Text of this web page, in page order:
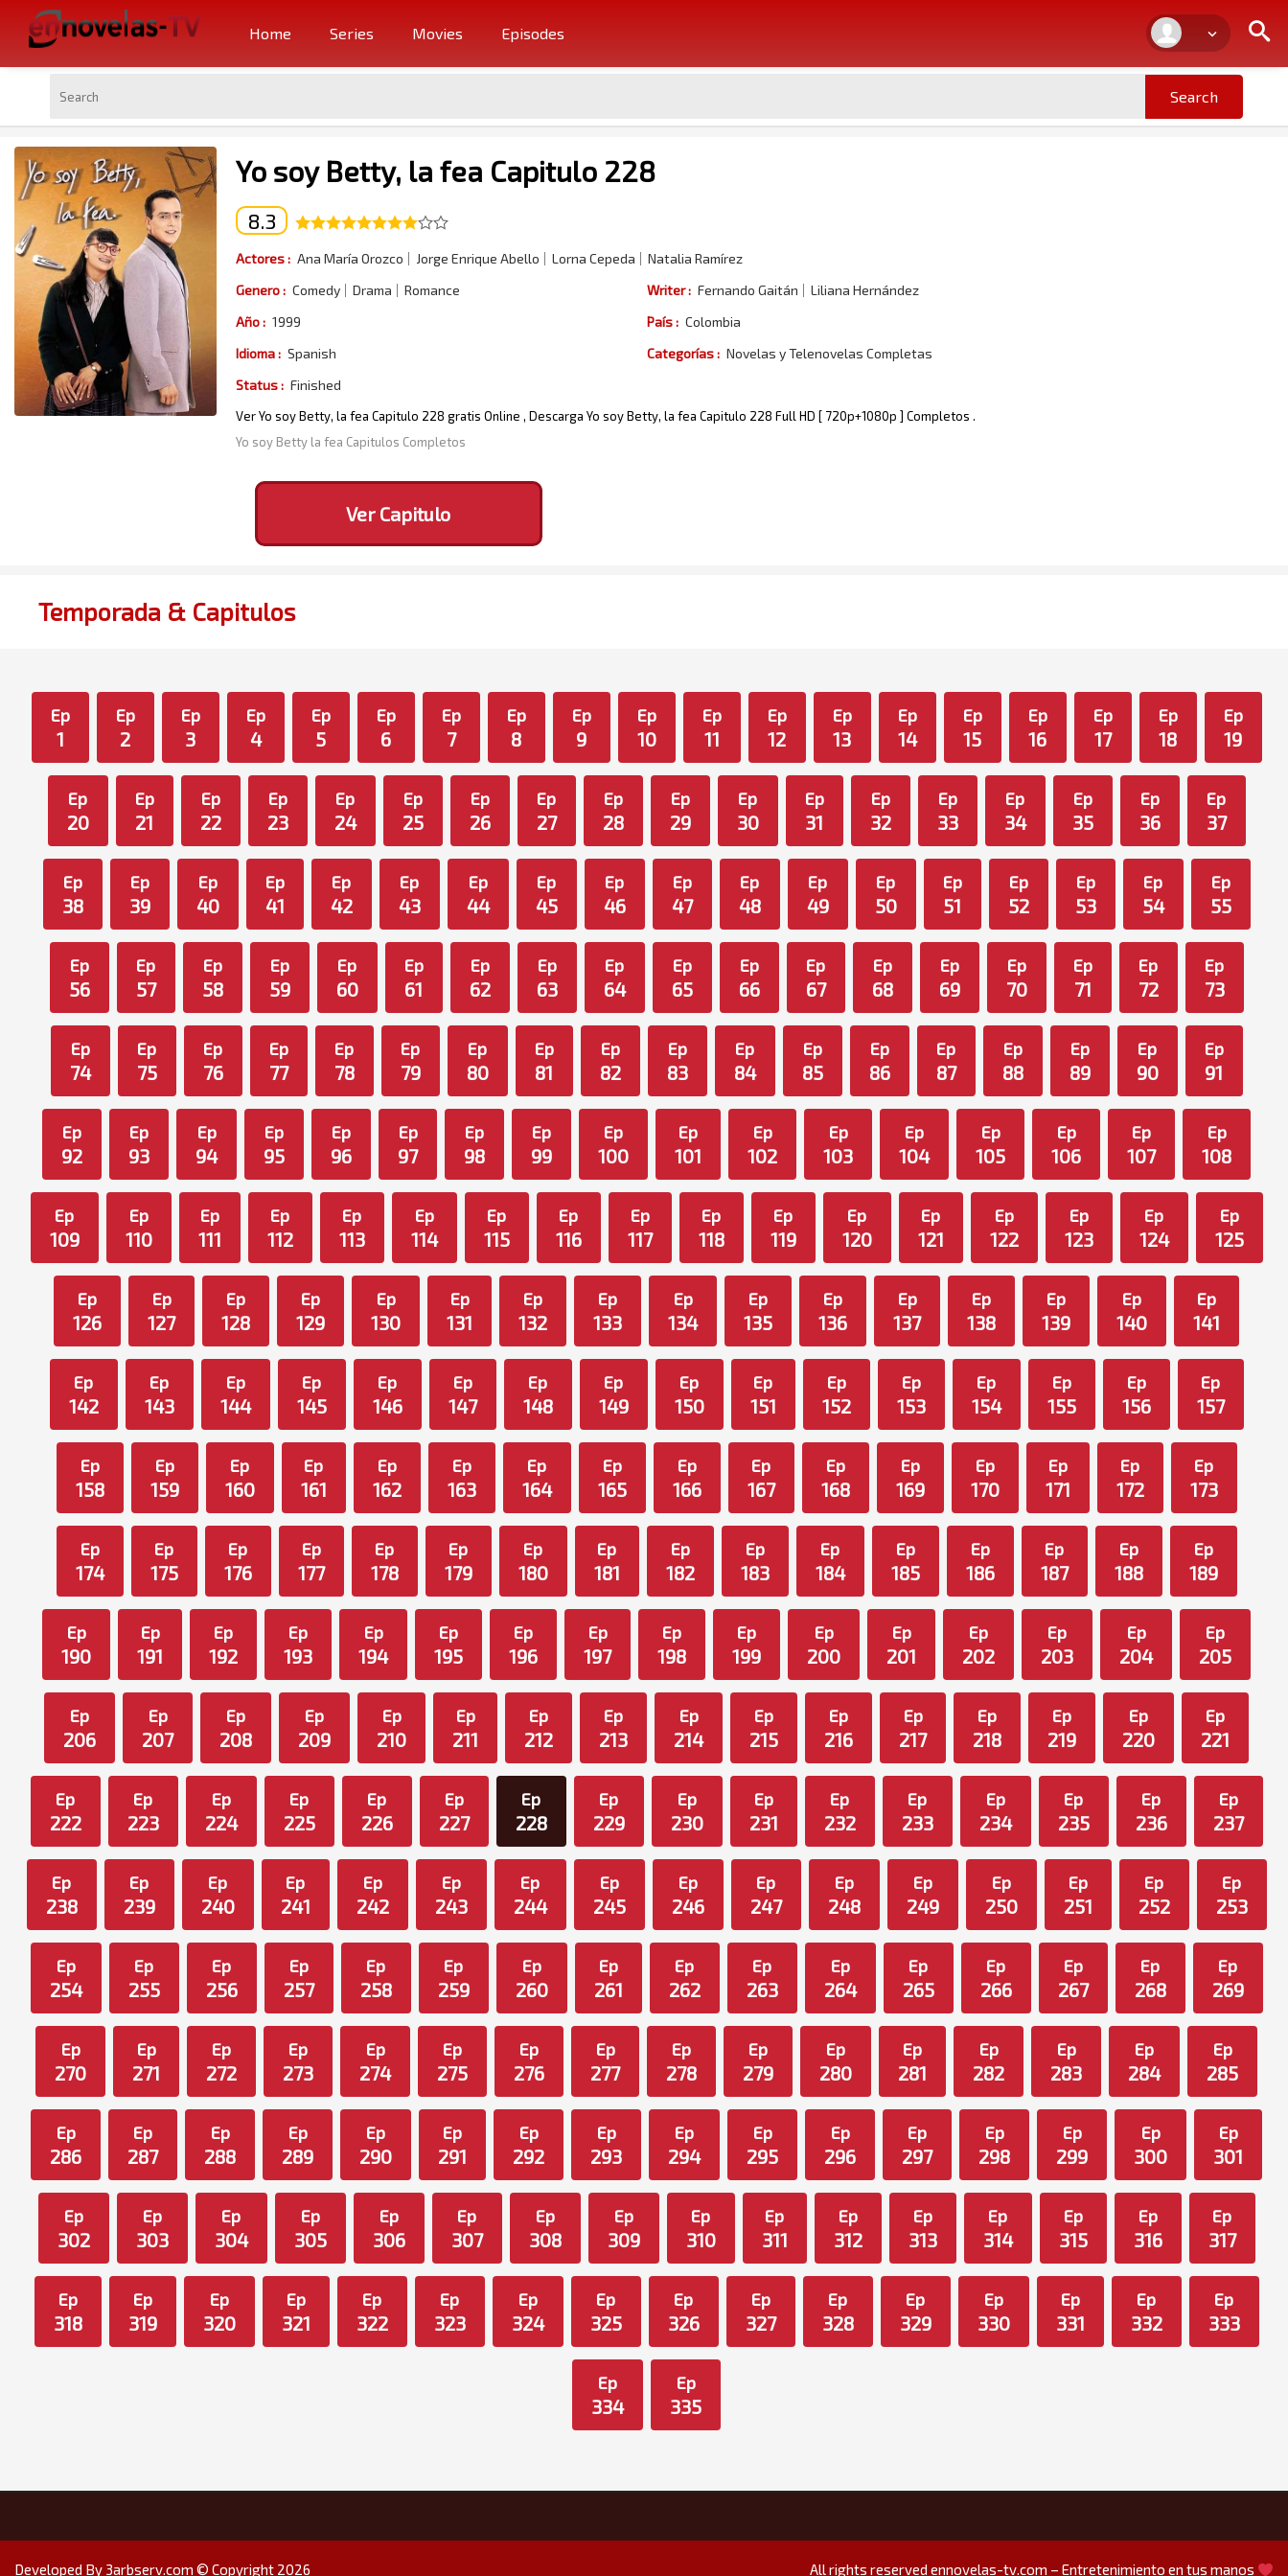
Home Series Movies Episodes
Yo soy Betty, la fea Capitulo 228
8.3
Actores : Ana María Orozco Jorge Enrique Abello Lorna Cepeda
Natalia Ramírez
Genero : Comedy Drama Romance Writer : Fernando Gaitán
Liliana Hernández
Año : 1999 País : Colombia
Idioma : Spanish Categorías : Novelas y Telenovelas Completas
Status : Finished
Ver Yo soy Betty, la fea Capitulo 228 gratis Online , Descarga Yo soy Betty, la fea Capitulo 228 Full HD [ 720p+1080p ] Completos .
Yo soy Betty la fea Capitulos Completos
Ver Capitulo
Temporada & Capitulos
Ep
1
Ep
2
Ep
3
Ep
4
Ep
5
Ep
6
Ep
7
Ep
8
Ep
9
Ep
10
Ep
11
Ep
12
Ep
13
Ep
14
Ep
15
Ep
16
Ep
17
Ep
18
Ep
19
Ep
20
Ep
21
Ep
22
Ep
23
Ep
24
Ep
25
Ep
26
Ep
27
Ep
28
Ep
29
Ep
30
Ep
31
Ep
32
Ep
33
Ep
34
Ep
35
Ep
36
Ep
37
Ep
38
Ep
39
Ep
40
Ep
41
Ep
42
Ep
43
Ep
44
Ep
45
Ep
46
Ep
47
Ep
48
Ep
49
Ep
50
Ep
51
Ep
52
Ep
53
Ep
54
Ep
55
Ep
56
Ep
57
Ep
58
Ep
59
Ep
60
Ep
61
Ep
62
Ep
63
Ep
64
Ep
65
Ep
66
Ep
67
Ep
68
Ep
69
Ep
70
Ep
71
Ep
72
Ep
73
Ep
74
Ep
75
Ep
76
Ep
77
Ep
78
Ep
79
Ep
80
Ep
81
Ep
82
Ep
83
Ep
84
Ep
85
Ep
86
Ep
87
Ep
88
Ep
89
Ep
90
Ep
91
Ep
92
Ep
93
Ep
94
Ep
95
Ep
96
Ep
97
Ep
98
Ep
99
Ep
100
Ep
101
Ep
102
Ep
103
Ep
104
Ep
105
Ep
106
Ep
107
Ep
108
Ep
109
Ep
110
Ep
111
Ep
112
Ep
113
Ep
114
Ep
115
Ep
116
Ep
117
Ep
118
Ep
119
Ep
120
Ep
121
Ep
122
Ep
123
Ep
124
Ep
125
Ep
126
Ep
127
Ep
128
Ep
129
Ep
130
Ep
131
Ep
132
Ep
133
Ep
134
Ep
135
Ep
136
Ep
137
Ep
138
Ep
139
Ep
140
Ep
141
Ep
142
Ep
143
Ep
144
Ep
145
Ep
146
Ep
147
Ep
148
Ep
149
Ep
150
Ep
151
Ep
152
Ep
153
Ep
154
Ep
155
Ep
156
Ep
157
Ep
158
Ep
159
Ep
160
Ep
161
Ep
162
Ep
163
Ep
164
Ep
165
Ep
166
Ep
167
Ep
168
Ep
169
Ep
170
Ep
171
Ep
172
Ep
173
Ep
174
Ep
175
Ep
176
Ep
177
Ep
178
Ep
179
Ep
180
Ep
181
Ep
182
Ep
183
Ep
184
Ep
185
Ep
186
Ep
187
Ep
188
Ep
189
Ep
190
Ep
191
Ep
192
Ep
193
Ep
194
Ep
195
Ep
196
Ep
197
Ep
198
Ep
199
Ep
200
Ep
201
Ep
202
Ep
203
Ep
204
Ep
205
Ep
206
Ep
207
Ep
208
Ep
209
Ep
210
Ep
211
Ep
212
Ep
213
Ep
214
Ep
215
Ep
216
Ep
217
Ep
218
Ep
219
Ep
220
Ep
221
Ep
222
Ep
223
Ep
224
Ep
225
Ep
226
Ep
227
Ep
228
Ep
229
Ep
230
Ep
231
Ep
232
Ep
233
Ep
234
Ep
235
Ep
236
Ep
237
Ep
238
Ep
239
Ep
240
Ep
241
Ep
242
Ep
243
Ep
244
Ep
245
Ep
246
Ep
247
Ep
248
Ep
249
Ep
250
Ep
251
Ep
252
Ep
253
Ep
254
Ep
255
Ep
256
Ep
257
Ep
258
Ep
259
Ep
260
Ep
261
Ep
262
Ep
263
Ep
264
Ep
265
Ep
266
Ep
267
Ep
268
Ep
269
Ep
270
Ep
271
Ep
272
Ep
273
Ep
274
Ep
275
Ep
276
Ep
277
Ep
278
Ep
279
Ep
280
Ep
281
Ep
282
Ep
283
Ep
284
Ep
285
Ep
286
Ep
287
Ep
288
Ep
289
Ep
290
Ep
291
Ep
292
Ep
293
Ep
294
Ep
295
Ep
296
Ep
297
Ep
298
Ep
299
Ep
300
Ep
301
Ep
302
Ep
303
Ep
304
Ep
305
Ep
306
Ep
307
Ep
308
Ep
309
Ep
310
Ep
311
Ep
312
Ep
313
Ep
314
Ep
315
Ep
316
Ep
317
Ep
318
Ep
319
Ep
320
Ep
321
Ep
322
Ep
323
Ep
324
Ep
325
Ep
326
Ep
327
Ep
328
Ep
329
Ep
330
Ep
331
Ep
332
Ep
333
Ep
334
Ep
335
All rights reserved ennovelas-tv.com – Entretenimiento en tus manos
Developed By 3arbserv.com © Copyright 2026